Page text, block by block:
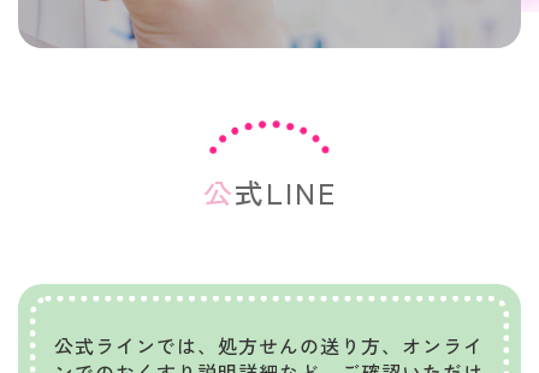
公式LINE
公式ラインでは、処方せんの送り方、オンライ